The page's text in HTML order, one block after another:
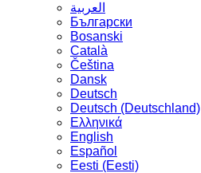
العربية
Български
Bosanski
Сatalà
Čeština
Dansk
Deutsch
Deutsch (Deutschland)
Ελληνικά
English
Español
Eesti (Eesti)